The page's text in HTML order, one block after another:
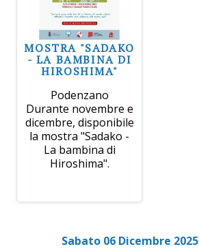
MOSTRA "SADAKO
- LA BAMBINA DI
HIROSHIMA"
Podenzano
Durante novembre e
dicembre, disponibile
la mostra "Sadako -
La bambina di
Hiroshima".
Sabato 06 Dicembre 2025